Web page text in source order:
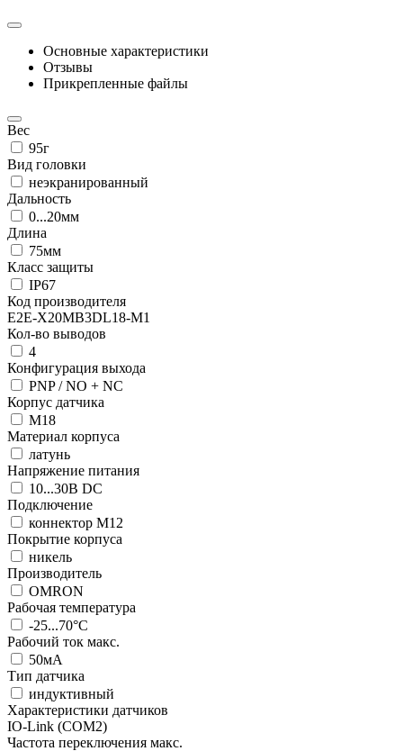
Основные характеристики
Отзывы
Прикрепленные файлы
Вес
95г
Вид головки
неэкранированный
Дальность
0...20мм
Длина
75мм
Класс защиты
IP67
Код производителя
E2E-X20MB3DL18-M1
Кол-во выводов
4
Конфигурация выхода
PNP / NO + NC
Корпус датчика
М18
Материал корпуса
латунь
Напряжение питания
10...30В DC
Подключение
коннектор M12
Покрытие корпуса
никель
Производитель
OMRON
Рабочая температура
-25...70°C
Рабочий ток макс.
50мА
Тип датчика
индуктивный
Характеристики датчиков
IO-Link (COM2)
Частота переключения макс.